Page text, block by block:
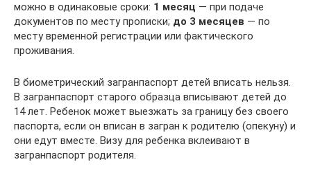
можно в одинаковые сроки: 1 месяц — при подаче
документов по месту прописки; до 3 месяцев — по
месту временной регистрации или фактического
проживания.
В биометрический загранпаспорт детей вписать нельзя.
В загранпаспорт старого образца вписывают детей до
14 лет. Ребенок может выезжать за границу без своего
паспорта, если он вписан в загран к родителю (опекуну) и
они едут вместе. Визу для ребенка вклеивают в
загранпаспорт родителя.